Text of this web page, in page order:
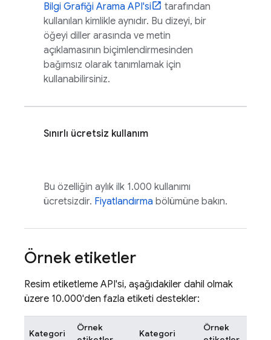
Bilgi Grafiği Arama API'si
tarafından
kullanılan kimlikle aynıdır. Bu dizeyi, bir
öğeyi diller arasında ve metin
açıklamasının biçimlendirmesinden
bağımsız olarak tanımlamak için
kullanabilirsiniz.
Sınırlı ücretsiz kullanım
Bu özelliğin aylık ilk 1.000 kullanımı
ücretsizdir. Fiyatlandırma bölümüne bakın.
Örnek etiketler
Resim etiketleme API'si, aşağıdakiler dahil olmak
üzere 10.000'den fazla etiketi destekler:
Kategori
Örnek
Kategori
Örnek